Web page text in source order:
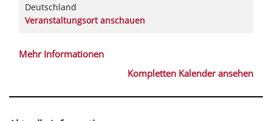
Deutschland
Veranstaltungsort anschauen
Mehr Informationen
Kompletten Kalender ansehen